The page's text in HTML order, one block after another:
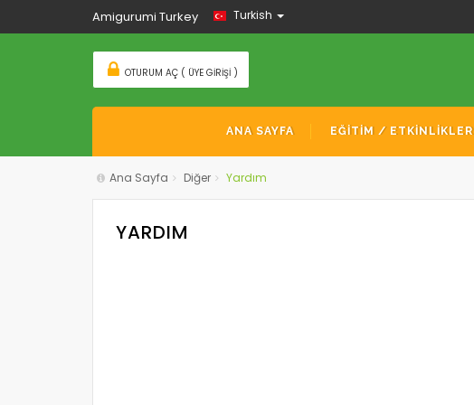
Amigurumi Turkey Turkish
OTURUM AÇ ( ÜYE GIRIŞI )
ANA SAYFA EĞİTİM / ETKİNLİKLER
Ana Sayfa Diğer Yardım
YARDIM